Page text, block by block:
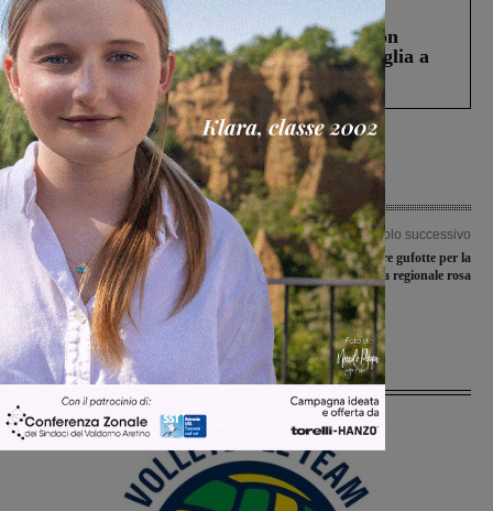
Cronaca 3 Agosto 2026
Scomparso da una struttura di Castiglion
Fiorentino l’uomo che aveva ucciso la figlia a
Levane nel 2020
Articolo precedente
Insediato il nuovo Consiglio
provinciale di Arezzo. La neo
Presidente Chiassai: “A servizio di
cittadini e Comuni”
Articolo successivo
Tre aquilotte e tre gufotte per la
rappresentativa regionale rosa
Ultime Notizie